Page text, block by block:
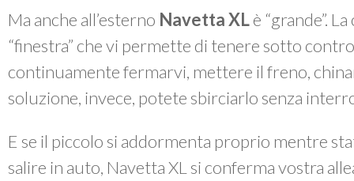
Ma anche all’esterno Navetta XLè “grande”.
“finestra” che vi permette di tenere sotto
continuamente fermarvi, mettere il freno,
soluzione, invece, potete sbirciarlo senza
E se il piccolo si addormenta proprio mentre
salire in auto, Navetta XL si conferma vostra